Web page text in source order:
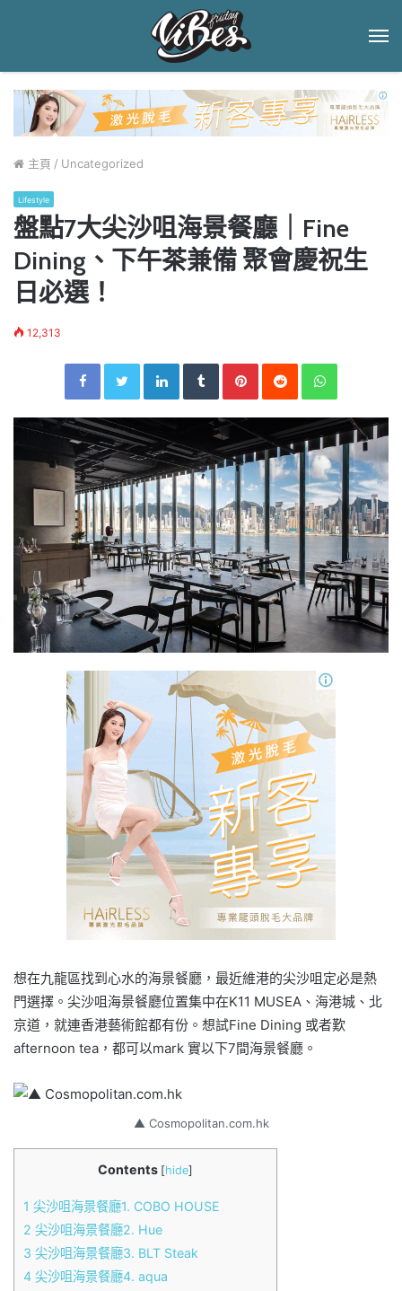
主頁 / Uncategorized
Lifestyle
盤點7大尖沙咀海景餐廳｜Fine
Dining、下午茶兼備 聚會慶祝生
日必選！
12,313
Facebook Twitter LinkedIn Tumblr Pinterest Reddit
想在九龍區找到心水的海景餐廳，最近維港的尖沙咀定必是熱
門選擇。尖沙咀海景餐廳位置集中在K11 MUSEA、海港城、北
京道，就連香港藝術館都有份。想試Fine Dining 或者歎
afternoon tea，都可以mark 實以下7間海景餐廳。
▲ Cosmopolitan.com.hk
Contents [hide]
1 尖沙咀海景餐廳1. COBO HOUSE
2 尖沙咀海景餐廳2. Hue
3 尖沙咀海景餐廳3. BLT Steak
4 尖沙咀海景餐廳4. aqua